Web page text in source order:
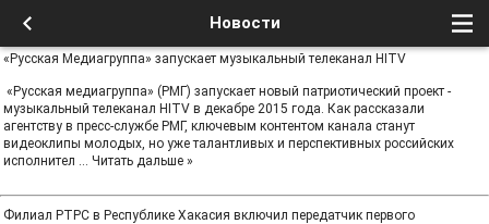
Новости
«Русская Медиагруппа» запускает музыкальный телеканал HITV
«Русская медиагруппа» (РМГ) запускает новый патриотический проект -
музыкальный телеканал HITV в декабре 2015 года. Как рассказали
агентству в пресс-службе РМГ, ключевым контентом канала станут
видеоклипы молодых, но уже талантливых и перспективных российских
исполнител ... Читать дальше »
Филиал РТРС в Республике Хакасия включил передатчик первого